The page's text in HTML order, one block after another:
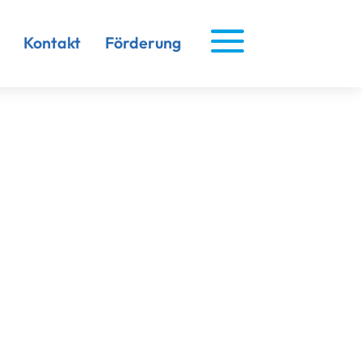
Kontakt Förderung a